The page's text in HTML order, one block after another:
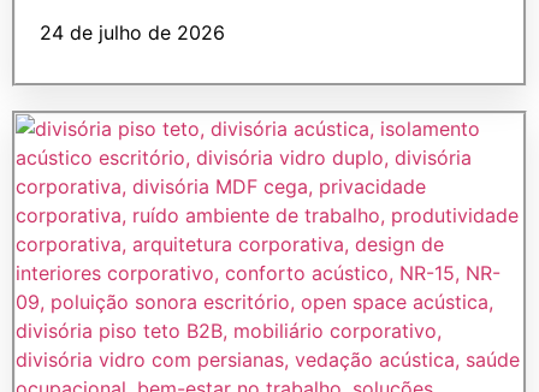
24 de julho de 2026